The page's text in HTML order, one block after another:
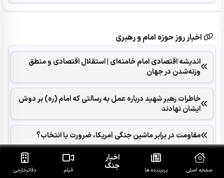
اخبار روز حوزه امام و رهبری
اندیشه اقتصادی امام خامنه‌ای | استقلال اقتصادی و منطق
وزنه‌شدن در جهان
خاطرات رهبر شهید درباره عمل به رسالتی که امام (ره) بر دوش
ایشان نهادند
مقاومت در برابر ماشین جنگی آمریکا، ضرورت یا انتخاب؟
مسیر درست انتقام امام شهید در کشاکش روایت‌های مخرب
صفحه اصلی پربیننده ها
اخبار
جنگ فیلم دفاتر‌خارجی